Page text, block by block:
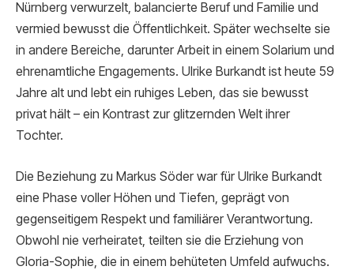
Nürnberg verwurzelt, balancierte Beruf und Familie und
vermied bewusst die Öffentlichkeit. Später wechselte sie
in andere Bereiche, darunter Arbeit in einem Solarium und
ehrenamtliche Engagements. Ulrike Burkandt ist heute 59
Jahre alt und lebt ein ruhiges Leben, das sie bewusst
privat hält – ein Kontrast zur glitzernden Welt ihrer
Tochter.
Die Beziehung zu Markus Söder war für Ulrike Burkandt
eine Phase voller Höhen und Tiefen, geprägt von
gegenseitigem Respekt und familiärer Verantwortung.
Obwohl nie verheiratet, teilten sie die Erziehung von
Gloria-Sophie, die in einem behüteten Umfeld aufwuchs.